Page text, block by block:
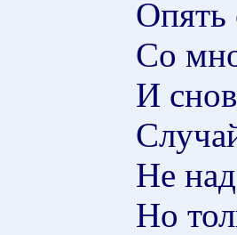
Опять
Со
И
Не
Но